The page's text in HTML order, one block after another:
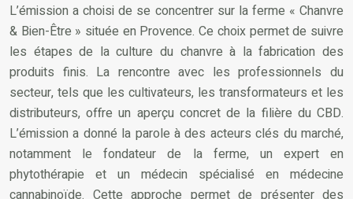
L’émission a choisi de se concentrer sur la ferme « Chanvre
& Bien-Être » située en Provence. Ce choix permet de suivre
les étapes de la culture du chanvre à la fabrication des
produits finis. La rencontre avec les professionnels du
secteur, tels que les cultivateurs, les transformateurs et les
distributeurs, offre un aperçu concret de la filière du CBD.
L’émission a donné la parole à des acteurs clés du marché,
notamment le fondateur de la ferme, un expert en
phytothérapie et un médecin spécialisé en médecine
cannabinoïde. Cette approche permet de présenter des